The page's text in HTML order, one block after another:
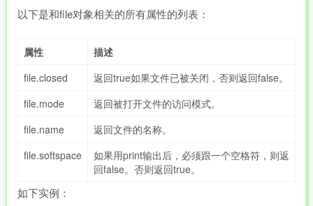
以下是和file对象相关的所有属性的列表：
属性
描述
file.closed
返回true如果文件已被关闭，否则返回false。
file.mode
返回被打开文件的访问模式。
file.name
返回文件的名称。
file.softspace
如果用print输出后，必须跟一个空格符，则返
回false。否则返回true。
如下实例：